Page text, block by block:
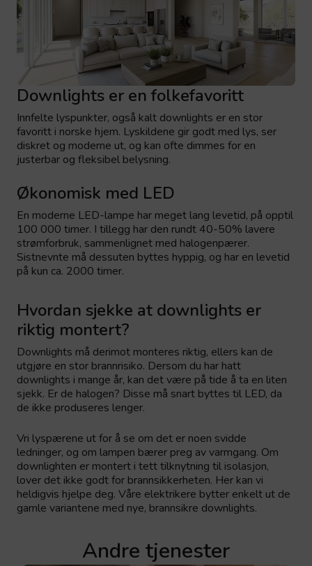
Downlights er en folkefavoritt
Innfelte lyspunkter, også kalt downlights er en stor
favoritt i norske hjem. Lyskildene gir godt med lys, ser
diskret og moderne ut, og kan ofte dimmes for en
justerbar og fleksibel belysning.
Økonomisk med LED
En moderne LED-lampe har meget lang levetid, på opptil
100 000 timer. I tillegg har den rundt 40-50% lavere
strømforbruk, sammenlignet med halogenpærer.
Sistnevnte må dessuten byttes hyppig, og har en levetid
på kun ca. 2000 timer.
Hvordan sjekke at downlights er
riktig montert?
Downlights må derimot monteres riktig, ellers kan de
utgjøre en stor brannrisiko. Dersom du har hatt
downlights i mange år, kan det være på tide å ta en liten
sjekk. Er de halogen? Disse må snart byttes til LED, da
de ikke produseres lenger.
Vri lyspærene ut for å se om det er noen svidde
ledninger, og om lampen bærer preg av varmgang. Om
downlighten er montert i tett tilknytning til isolasjon,
lover det ikke godt for brannsikkerheten. Her kan vi
heldigvis hjelpe deg. Våre elektrikere bytter enkelt ut de
gamle variantene med nye, brannsikre downlights.
Andre tjenester